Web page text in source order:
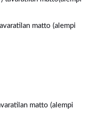
matto (alempi